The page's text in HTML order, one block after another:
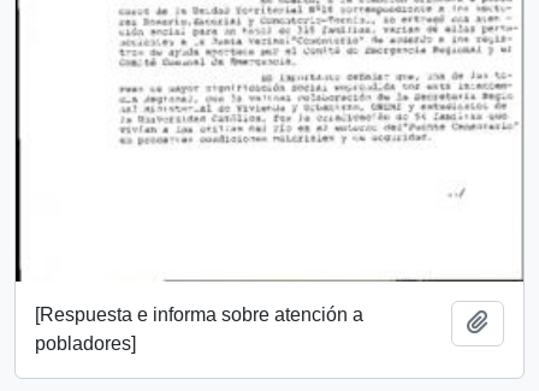
[Respuesta e informa sobre atención a
pobladores]